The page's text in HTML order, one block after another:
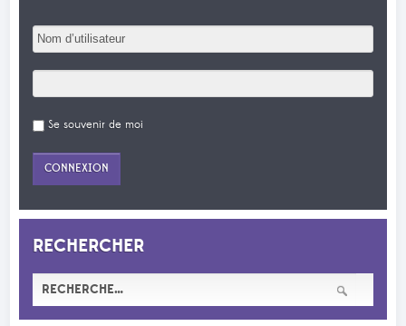
Se souvenir de moi
RECHERCHER